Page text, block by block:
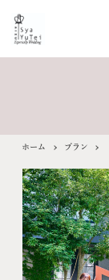
ホーム プラン